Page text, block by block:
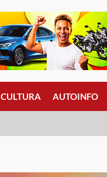
CULTURA AUTOINFO